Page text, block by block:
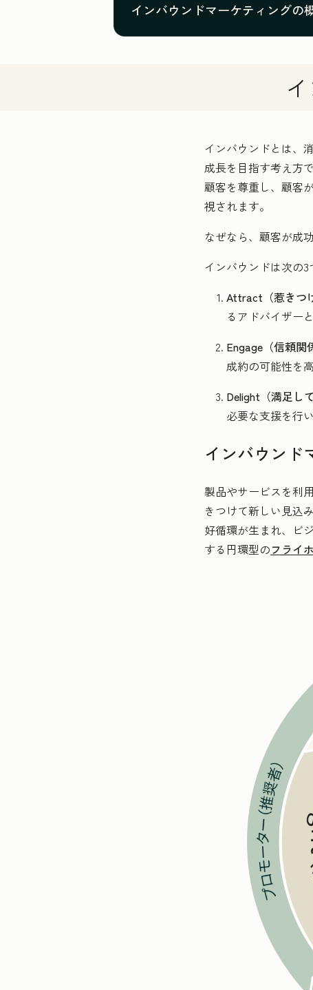
インバウンドマーケティングの
インバウンドとは、
成長を目指す考え方
顧客を尊重し、顧客
視されます。
なぜなら、顧客が成
インバウンドは次の3
Attract（惹きつ
るアドバイザー
Engage（信頼関
成約の可能性を
Delight（満足し
必要な支援を行
インバウンド
製品やサービスを利
きつけて新しい見込
好循環が生まれ、ビ
する円環型のフライ